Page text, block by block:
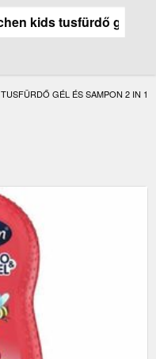
GÉL ÉS SAMPON 2 IN 1